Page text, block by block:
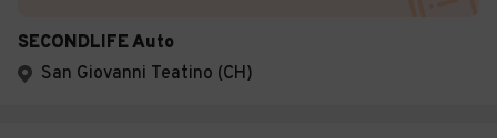
SECONDLIFE Auto
San Giovanni Teatino (CH)